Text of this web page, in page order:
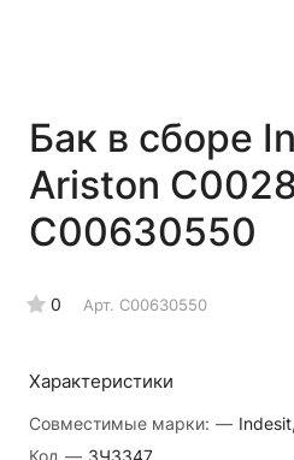
Бак в сборе
Ariston
C00630550
0 Арт. C00630550
Характеристики
Совместимые марки: —
Код — ЗЧ3347